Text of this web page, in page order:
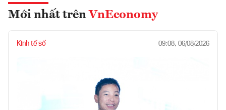
Mới nhất trên VnEconomy
Kinh tế số 09:08, 06/08/2026